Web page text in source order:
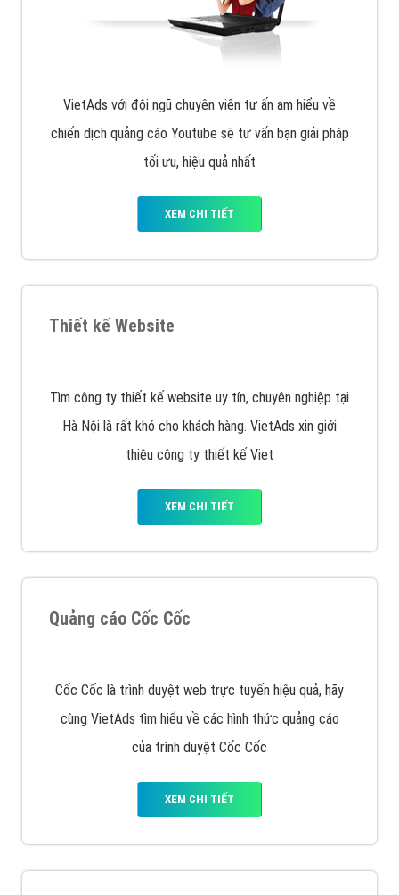
VietAds với đội ngũ chuyên viên tư ấn am hiểu về
chiến dịch quảng cáo Youtube sẽ tư vấn bạn giải pháp
tối ưu, hiệu quả nhất
XEM CHI TIẾT
Thiết kế Website
Tìm công ty thiết kế website uy tín, chuyên nghiệp tại
Hà Nội là rất khó cho khách hàng. VietAds xin giới
thiệu công ty thiết kế Viet